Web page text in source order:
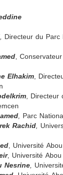
, Directeur du
,
Elhakim,
, Directeur
, Parc
Rachid,
, Université
, Université
Nesrine,